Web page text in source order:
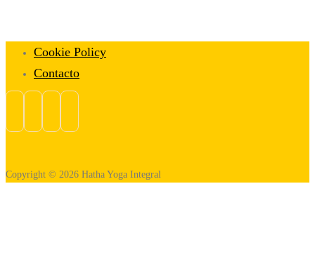
Cookie Policy
Contacto
Copyright © 2026 Hatha Yoga Integral